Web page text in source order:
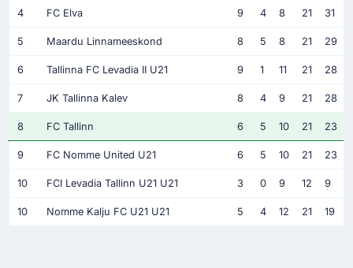
4 FC Elva 9 4 8 21 31
5 Maardu Linnameeskond 8 5 8 21 29
6 Tallinna FC Levadia II U21 9 1 11 21 28
7 JK Tallinna Kalev 8 4 9 21 28
8 FC Tallinn 6 5 10 21 23
9 FC Nomme United U21 6 5 10 21 23
10 FCI Levadia Tallinn U21 U21 3 0 9 12 9
10 Nomme Kalju FC U21 U21 5 4 12 21 19